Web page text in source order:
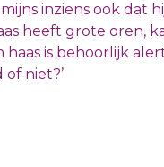
inziens ook dat
heeft grote oren,
haas is behoorlijk
niet?’